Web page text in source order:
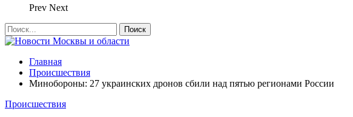
Prev Next
Главная
Происшествия
Минобороны: 27 украинских дронов сбили над пятью регионами России
Происшествия